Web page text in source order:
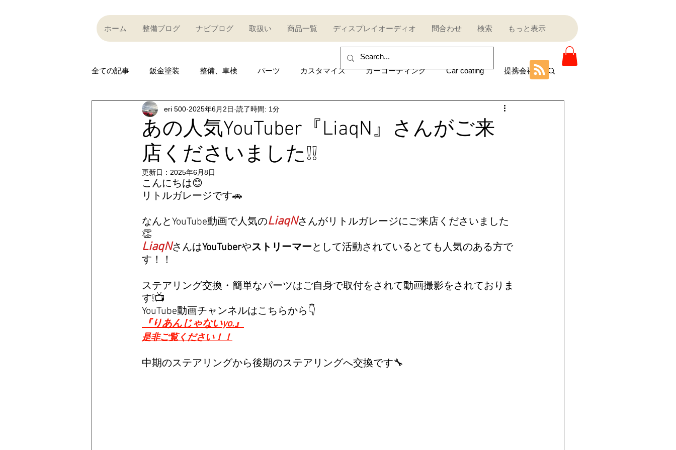
ホーム 整備ブログ ナビブログ 取扱い 商品一覧 ディスプレイオーディオ 問合わせ 検索 もっと表示
全ての記事 鈑金塗装 整備、車検 パーツ カスタマイズ カーコーティング Car coating 提携会社
Partner company 買い取り sales and purchase
Car community その他 Other category 中古車
R35 GT-R R35 GT-R AUDI
あの人気YouTuber『LiaqN』さんがご来
店くださいました❕❕
eri 500 2025年6月2日 読了時間: 1分
更新日： 2025年6月8日
こんにちは😊
リトルガレージです🚗
なんとYouTube動画で人気のLiaqNさんがリトルガレージにご来店くださいました
👏
LiaqNさんはYouTuberやストリーマーとして活動されているとても人気のある方で
す！！
ステアリング交換・簡単なパーツはご自身で取付をされて動画撮影をされておりま
す❕📺
YouTube動画チャンネルはこちらから👇
『りあんじゃないyo.』
是非ご覧ください！！
中期のステアリングから後期のステアリングへ交換です🔧